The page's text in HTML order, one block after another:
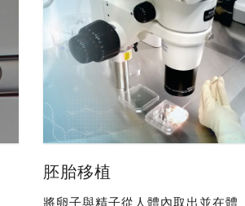
胚胎移植
將卵子與精子從人體內取出並在體